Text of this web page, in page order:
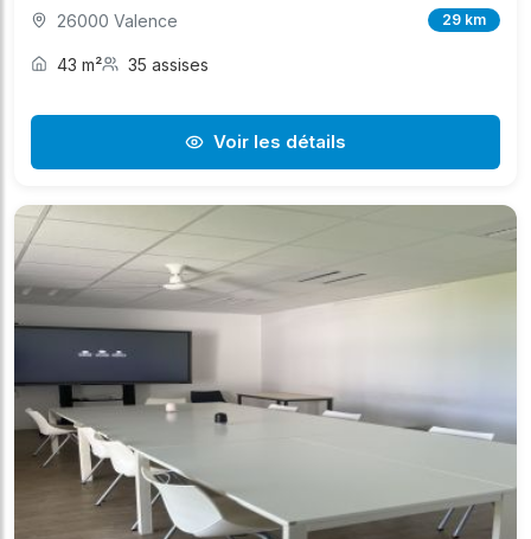
26000 Valence 29 km
43 m² 35 assises
Voir les détails